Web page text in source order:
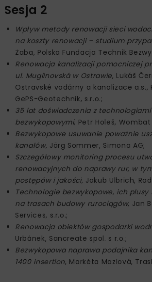
Sesja 2
Wpływ metody renowacji sieci
na koszty renowacji – studium
Żaba, Polska Fundacja Technik
Renowacja kanalizacji pomocniczej
ul. Muglinovská w Ostrawie, Lukáš
Ostravské vodárny a kanalizace a.s.,
GePS-Geotechnik, s.r.o.;
35 lat doświadczenia z technologiami
bezwykopowymi, Petr Holeš, Wombat
Bezwykopowe usuwanie poważnie
kanałów, Jörg Sommer, Simona AG;
Szczegółowy monitoring procesu
renowacyjnych do naprawy rur, w
postępów i jakości, Jakub Ulbrich,
Technologie bezwykopowe, ich plusy
na trasach budowy rurociągów, Jan
Services, s.r.o.;
Renowacja obiektów gospodarki
Urbánek, Sancreate spol. s r.o.;
Bezwykopowa naprawa podajnika
1400 insertion, Markéta Mazlová,